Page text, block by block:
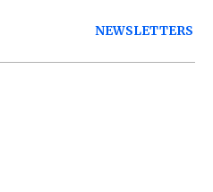
NEWSLETTERS